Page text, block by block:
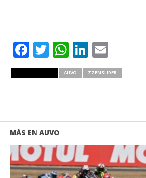
Facebook
Twitter
WhatsApp
LinkedIn
Email
AUVO ZZENSLIDER
MÁS EN AUVO